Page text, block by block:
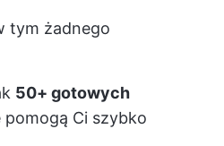
tym żadnego
50+ gotowych
pomogą Ci szybko